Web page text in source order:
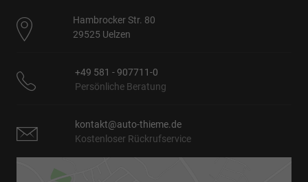
Hambrocker Str. 80
29525 Uelzen
+49 581 - 907711-0
Persönliche Beratung
kontakt@auto-thieme.de
Kostenloser Rückrufservice